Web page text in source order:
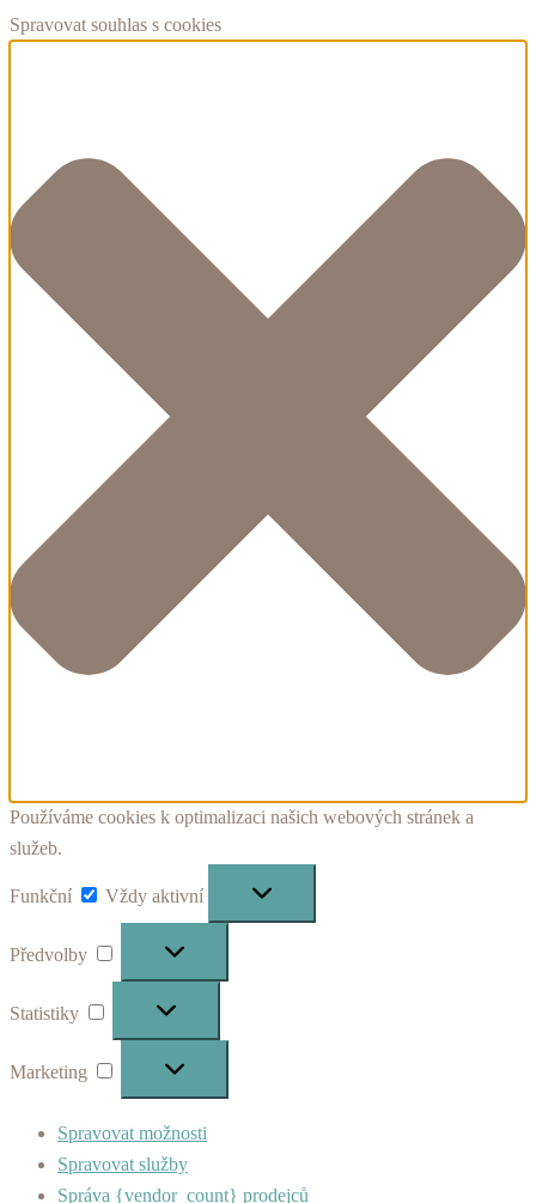
Spravovat souhlas s cookies
Používáme cookies k optimalizaci našich webových stránek a
služeb.
Funkční
Vždy aktivní
Předvolby
Statistiky
Marketing
Spravovat možnosti
Spravovat služby
Správa {vendor_count} prodejců